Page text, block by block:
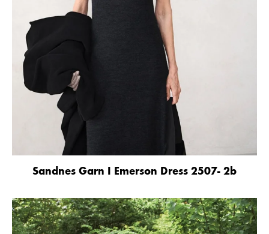
Sandnes Garn I Emerson Dress 2507- 2b